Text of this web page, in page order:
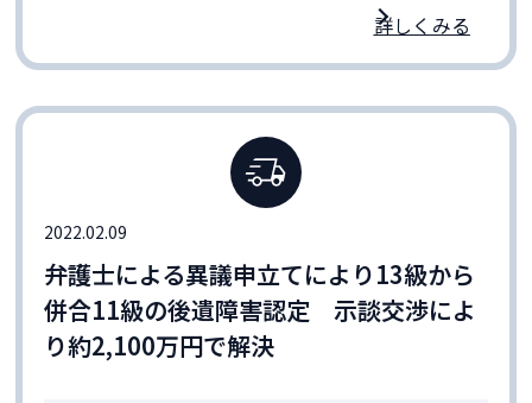
詳しくみる
2022.02.09
弁護士による異議申立てにより13級から
併合11級の後遺障害認定 示談交渉によ
り約2,100万円で解決